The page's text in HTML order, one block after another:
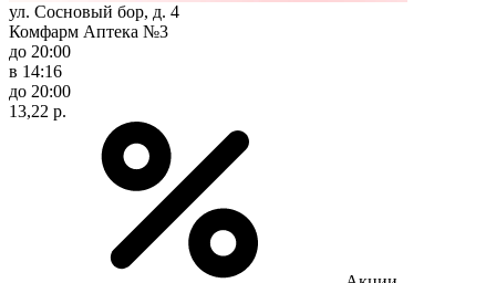
ул. Сосновый бор, д. 4
Комфарм Аптека №3
до 20:00
в 14:16
до 20:00
13,22 р.